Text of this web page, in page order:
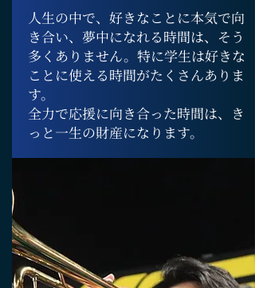
人生の中で、好きなことに本気で向
き合い、夢中になれる時間は、そう
多くありません。特に学生は好きな
ことに使える時間がたくさんありま
す。
全力で応援に向き合った時間は、き
っと一生の財産になります。